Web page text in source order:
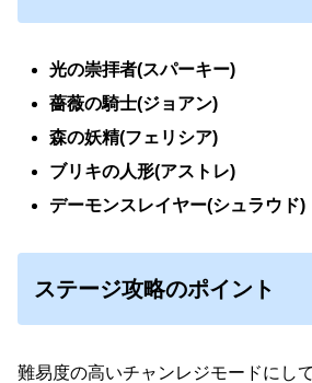
光の崇拝者(スパーキー)
薔薇の騎士(ジョアン)
森の妖精(フェリシア)
ブリキの人形(アストレ)
デーモンスレイヤー(シュラウド)
ステージ攻略のポイント
難易度の高いチャンレジモードにし